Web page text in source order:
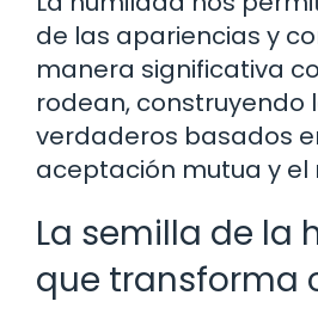
de las apariencias y
manera significativa
rodean, construyendo
verdaderos basados
aceptación mutua y el
La semilla de la
que transforma